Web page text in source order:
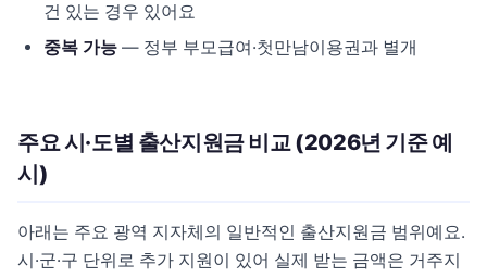
건 있는 경우 있어요
중복 가능 — 정부 부모급여·첫만남이용권과 별개
주요 시·도별 출산지원금 비교 (2026년 기준 예
시)
아래는 주요 광역 지자체의 일반적인 출산지원금 범위예요.
시·군·구 단위로 추가 지원이 있어 실제 받는 금액은 거주지